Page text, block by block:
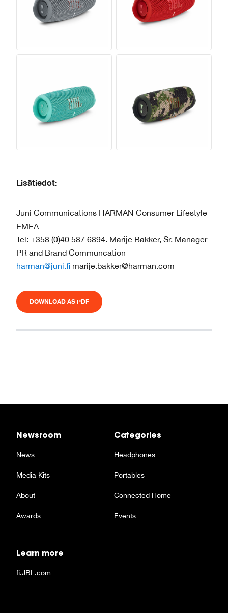
Lisätiedot:
Juni Communications HARMAN Consumer Lifestyle
EMEA
Tel: +358 (0)40 587 6894. Marije Bakker, Sr. Manager
PR and Brand Communcation
harman@juni.fi marije.bakker@harman.com
DOWNLOAD AS PDF
Newsroom
News
Media Kits
About
Awards
Categories
Headphones
Portables
Connected Home
Events
Learn more
fi.JBL.com